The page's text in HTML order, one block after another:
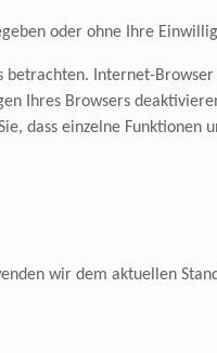
oder ohne Ihre
betrachten. Internet-
Ihres Browsers
dass einzelne
wir dem aktuellen